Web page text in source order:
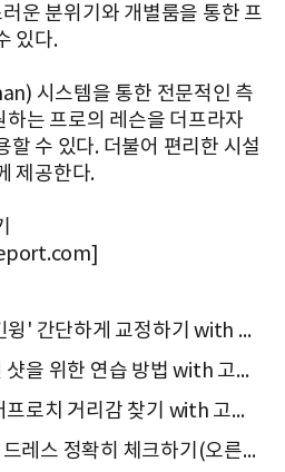
운 분위기와 개별룸을 통한 프
있다.
시스템을 통한 전문적인 측
는 프로의 레슨을 더프라자
할 수 있다. 더불어 편리한 시설
제공한다.
슬라이스 원인 '치킨윙' 간단하게 교정하기 with 고소희 프로
일관성 있는 아이언 샷을 위한 연습 방법 with 고소희 프로
그린 주변 일정한 어프로치 거리감 찾기 with 고소희 프로
잘못된 드라이버 어드레스 정확히 체크하기(오른쪽 집중!) with 황유경 프로